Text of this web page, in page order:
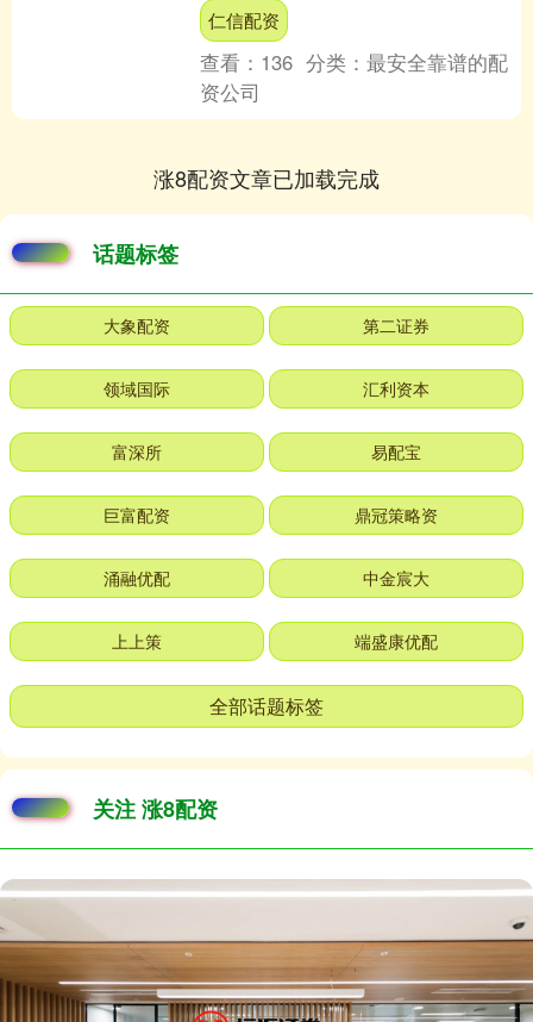
深圳市中航健康时尚集团股份有限公司
(中....
仁信配资
查看： 136 分类：最安全靠谱的配
资公司
涨8配资文章已加载完成
话题标签
大象配资 第二证券
领域国际 汇利资本
富深所 易配宝
巨富配资 鼎冠策略资
涌融优配 中金宸大
上上策 端盛康优配
全部话题标签
关注 涨8配资